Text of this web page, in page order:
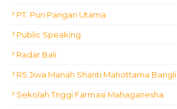
PT. Puri Pangan Utama
Public Speaking
Radar Bali
RS Jiwa Manah Shanti Mahottama Bangli
Sekolah Tnggi Farmasi Mahaganesha